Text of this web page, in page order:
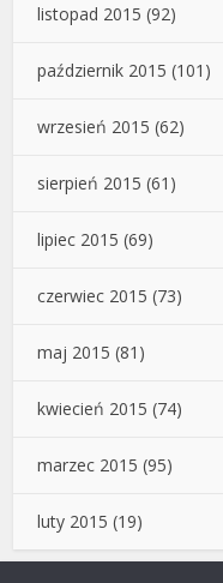
listopad 2015 (92)
październik 2015 (101)
wrzesień 2015 (62)
sierpień 2015 (61)
lipiec 2015 (69)
czerwiec 2015 (73)
maj 2015 (81)
kwiecień 2015 (74)
marzec 2015 (95)
luty 2015 (19)